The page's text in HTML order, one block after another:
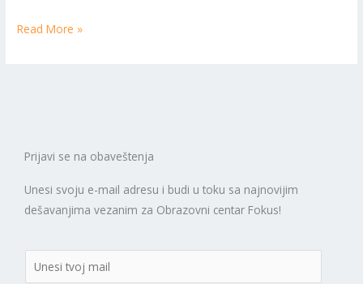
Read More »
Prijavi se na obaveštenja
Unesi svoju e-mail adresu i budi u toku sa najnovijim
dešavanjima vezanim za Obrazovni centar Fokus!